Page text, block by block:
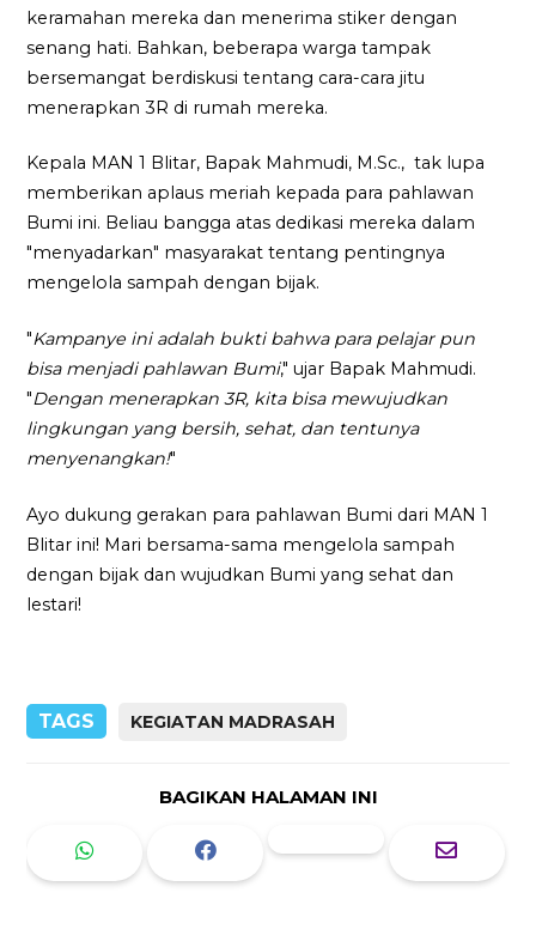
keramahan mereka dan menerima stiker dengan
senang hati. Bahkan, beberapa warga tampak
bersemangat berdiskusi tentang cara-cara jitu
menerapkan 3R di rumah mereka.
Kepala MAN 1 Blitar, Bapak Mahmudi, M.Sc., tak lupa
memberikan aplaus meriah kepada para pahlawan
Bumi ini. Beliau bangga atas dedikasi mereka dalam
"menyadarkan" masyarakat tentang pentingnya
mengelola sampah dengan bijak.
"Kampanye ini adalah bukti bahwa para pelajar pun
bisa menjadi pahlawan Bumi," ujar Bapak Mahmudi.
"Dengan menerapkan 3R, kita bisa mewujudkan
lingkungan yang bersih, sehat, dan tentunya
menyenangkan!"
Ayo dukung gerakan para pahlawan Bumi dari MAN 1
Blitar ini! Mari bersama-sama mengelola sampah
dengan bijak dan wujudkan Bumi yang sehat dan
lestari!
TAGS KEGIATAN MADRASAH
BAGIKAN HALAMAN INI